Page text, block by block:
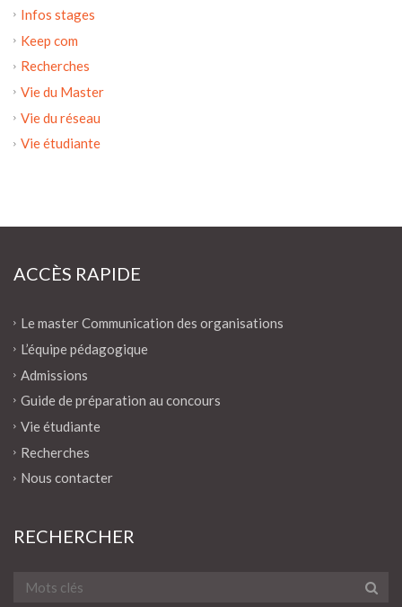
Infos stages
Keep com
Recherches
Vie du Master
Vie du réseau
Vie étudiante
ACCÈS RAPIDE
Le master Communication des organisations
L’équipe pédagogique
Admissions
Guide de préparation au concours
Vie étudiante
Recherches
Nous contacter
RECHERCHER